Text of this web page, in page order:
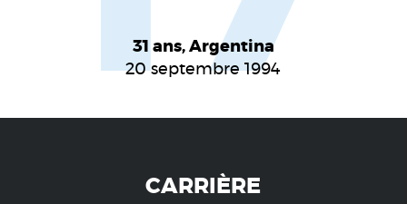
31 ans, Argentina
20 septembre 1994
CARRIÈRE